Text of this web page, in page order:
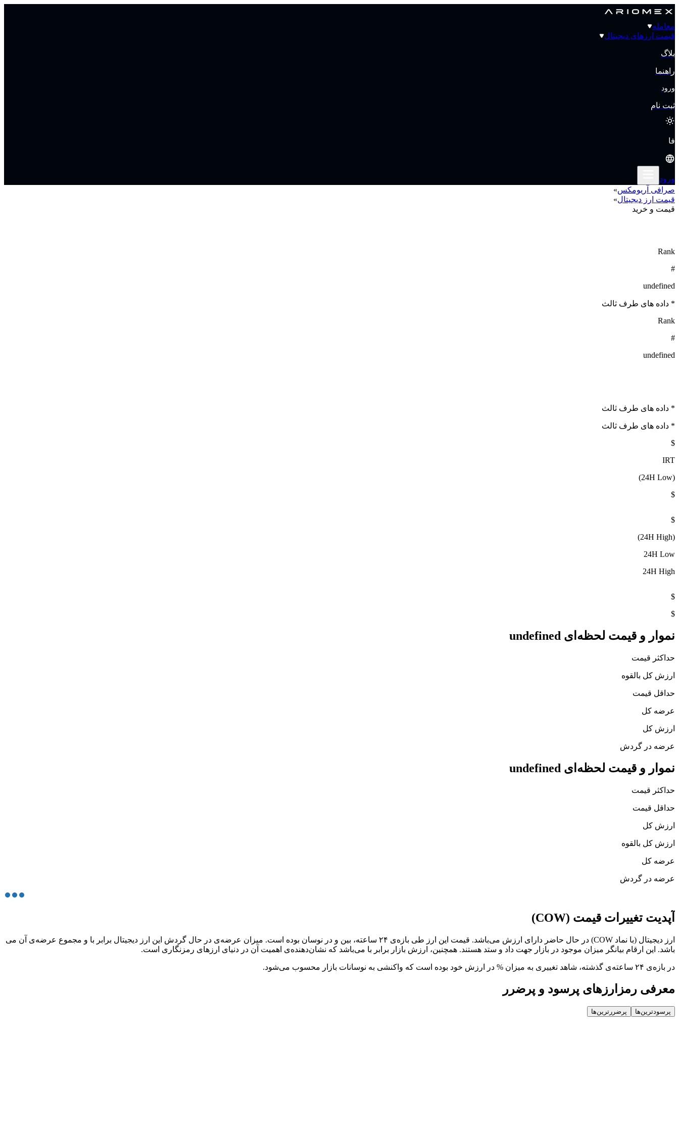
معامله
قیمت‌ ارزهای دیجیتال
بلاگ
راهنما
ورود
ثبت نام
فا
ورود
صرافی آریومکس»
قیمت‌ ارز دیجیتال»
قیمت و خرید
Rank
#
undefined
* داده های طرف ثالث
Rank
#
undefined
* داده های طرف ثالث
* داده های طرف ثالث
$
IRT
(24H Low)
$
$
(24H High)
24H Low
24H High
$
$
نموار و قیمت لحظه‌ای undefined
حداکثر قیمت
ارزش کل بالقوه
حداقل قیمت
عرضه کل
ارزش کل
عرضه در گردش
نموار و قیمت لحظه‌ای undefined
حداکثر قیمت
حداقل قیمت
ارزش کل
ارزش کل بالقوه
عرضه کل
عرضه در گردش
آپدیت تغییرات قیمت (COW)
ارز دیجیتال (با نماد COW) در حال حاضر دارای ارزش می‌باشد. قیمت این ارز طی بازه‌ی ۲۴ ساعته، بین و در نوسان بوده است. میزان عرضه‌ی در حال گردش این ارز دیجیتال برابر با و مجموع عرضه‌ی آن می
باشد. این ارقام بیانگر میزان موجود در بازار جهت داد و ستد هستند. همچنین، ارزش بازار برابر با می‌باشد که نشان‌دهنده‌ی اهمیت آن در دنیای ارزهای رمزنگاری است.
در بازه‌ی ۲۴ ساعته‌ی گذشته، شاهد تغییری به میزان % در ارزش خود بوده است که واکنشی به نوسانات بازار محسوب می‌شود.
معرفی رمزارزهای پرسود و پرضرر
پرسودترین‌ها پرضررترین‌ها